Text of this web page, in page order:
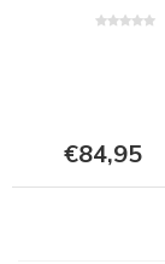
€84,95